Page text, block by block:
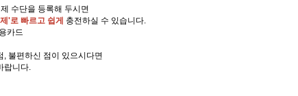
수단을 등록해 두시면
'로 빠르고 쉽게
충전하실 수 있습니다.
카드
불편하신 점이 있으시다면
랍니다.